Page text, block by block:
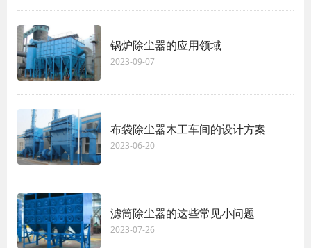
锅炉除尘器的应用领域
2023-09-07
布袋除尘器木工车间的设计方案
2023-06-20
滤筒除尘器的这些常见小问题
2023-07-26